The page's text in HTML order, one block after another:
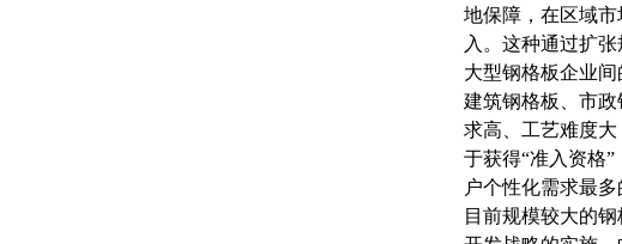
地保障，在区域
入。这种通过扩
大型钢格板企业
建筑钢格板、市
求高、工艺难度
于获得“准入资格
户个性化需求最多
目前规模较大的